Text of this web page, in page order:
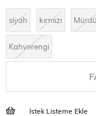
siyah kırmızı
Kahverengi
İstek Listeme Ekle